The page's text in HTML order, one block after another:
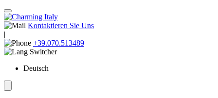
Kontaktieren Sie Uns
|
+39.070.513489
Deutsch